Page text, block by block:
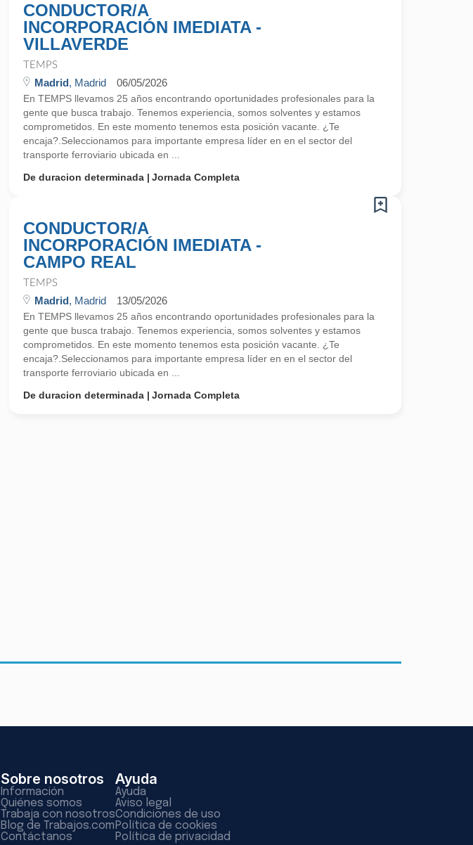
CONDUCTOR/A
INCORPORACIÓN IMEDIATA -
VILLAVERDE
TEMPS
Madrid, Madrid 06/05/2026
En TEMPS llevamos 25 años encontrando oportunidades profesionales para la
gente que busca trabajo. Tenemos experiencia, somos solventes y estamos
comprometidos. En este momento tenemos esta posición vacante. ¿Te
encaja?.Seleccionamos para importante empresa líder en en el sector del
transporte ferroviario ubicada en ...
De duracion determinada
Jornada Completa
CONDUCTOR/A
INCORPORACIÓN IMEDIATA -
CAMPO REAL
TEMPS
Madrid, Madrid 13/05/2026
En TEMPS llevamos 25 años encontrando oportunidades profesionales para la
gente que busca trabajo. Tenemos experiencia, somos solventes y estamos
comprometidos. En este momento tenemos esta posición vacante. ¿Te
encaja?.Seleccionamos para importante empresa líder en en el sector del
transporte ferroviario ubicada en ...
De duracion determinada
Jornada Completa
Sobre nosotros
Información
Quiénes somos
Trabaja con nosotros
Blog de Trabajos.com
Contáctanos
Ayuda
Ayuda
Aviso legal
Condiciones de uso
Política de cookies
Política de privacidad